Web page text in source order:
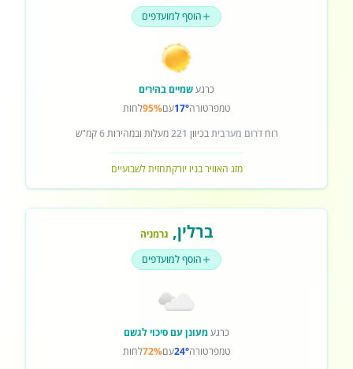
הוסף למועדפים
כרגעשמיים בהירים
טמפרטורה17°עם95%לחות
רוחדרום מערביתבכיוון 221מעלות ובמהירות6קמ"ש
מזג האוויר בניו יורקתחזית לשבועיים
ברלין, גרמניה
הוסף למועדפים
כרגעמעונן עם סיכוי לגשם
טמפרטורה24°עם72%לחות